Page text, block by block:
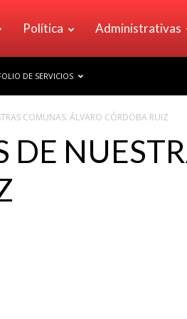
Política Administrativas
DE SERVICIOS
COMUNAS: ÁLVARO CÓRDOBA RUIZ
DE